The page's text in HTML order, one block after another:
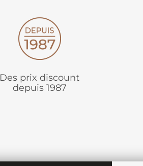
Des prix discount
depuis 1987